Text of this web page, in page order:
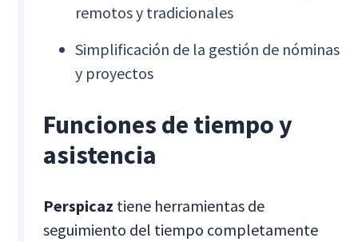
remotos y tradicionales
Simplificación de la gestión de nóminas
y proyectos
Funciones de tiempo y
asistencia
Perspicaz tiene herramientas de
seguimiento del tiempo completamente